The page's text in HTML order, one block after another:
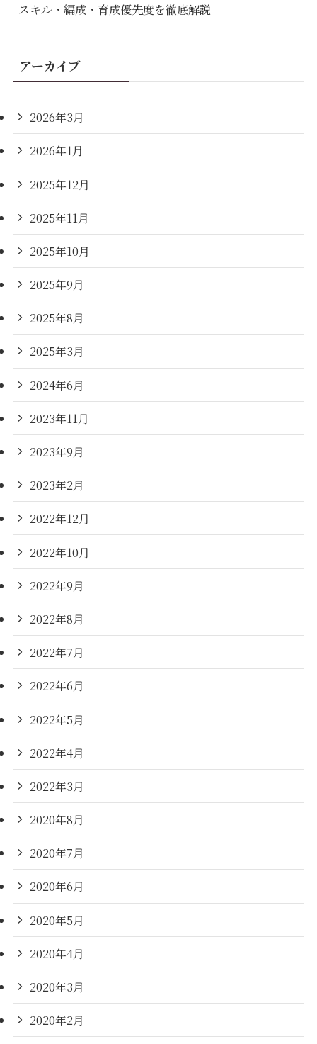
スキル・編成・育成優先度を徹底解説
アーカイブ
2026年3月
2026年1月
2025年12月
2025年11月
2025年10月
2025年9月
2025年8月
2025年3月
2024年6月
2023年11月
2023年9月
2023年2月
2022年12月
2022年10月
2022年9月
2022年8月
2022年7月
2022年6月
2022年5月
2022年4月
2022年3月
2020年8月
2020年7月
2020年6月
2020年5月
2020年4月
2020年3月
2020年2月